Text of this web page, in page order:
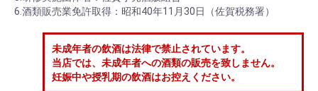
6.酒類販売業免許取得：昭和40年11月30日（佐賀税務署）
未成年者の飲酒は法律で禁止されています。
当店では、未成年者への酒類の販売を致しません。
妊娠中や授乳期の飲酒はお控えください。